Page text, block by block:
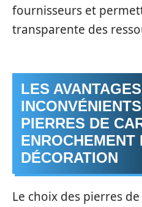
fournisseurs et
transparente des
LES
PIERRES DE
ENROCHEMENT
DÉCORATION
Le choix des pierres